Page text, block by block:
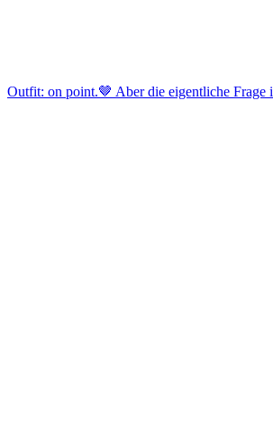
Outfit: on point.🤎 Aber die eigentliche Frage i